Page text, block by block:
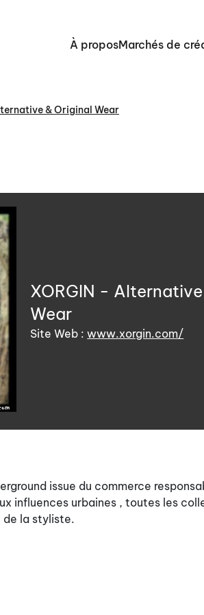
À proposMarchés de
& Original Wear
XORGIN -
Wear
Site Web :www.xorgin.com/
issue du commerce
influences urbaines , toutes les
de la styliste.